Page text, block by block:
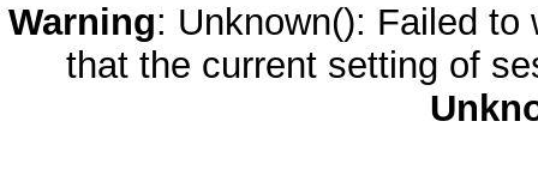
Warning: Unknown(): Failed
that the current setting of